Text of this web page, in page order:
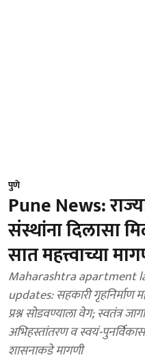
पुणे
Pune News:
संस्थांना दिलासा
सात महत्त्वाच्या
Maharashtra apartment
updates: सहकारी गृहनिर्माण
प्रश्न सोडवण्याला वेग; स्वतंत्र
अभिहस्तांतरण व स्वयं-
शासनाकडे मागणी